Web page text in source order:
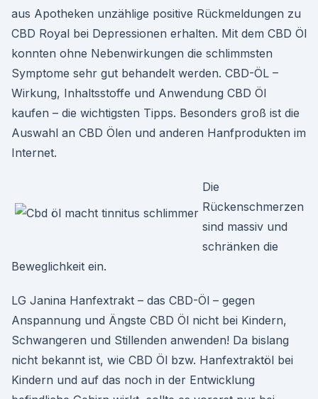
aus Apotheken unzählige positive Rückmeldungen zu
CBD Royal bei Depressionen erhalten. Mit dem CBD Öl
konnten ohne Nebenwirkungen die schlimmsten
Symptome sehr gut behandelt werden. CBD-ÖL –
Wirkung, Inhaltsstoffe und Anwendung CBD Öl
kaufen – die wichtigsten Tipps. Besonders groß ist die
Auswahl an CBD Ölen und anderen Hanfprodukten im
Internet.
Die
Rückenschmerzen
sind massiv und
schränken die
Beweglichkeit ein.
LG Janina Hanfextrakt – das CBD-Öl – gegen
Anspannung und Ängste CBD Öl nicht bei Kindern,
Schwangeren und Stillenden anwenden! Da bislang
nicht bekannt ist, wie CBD Öl bzw. Hanfextraktöl bei
Kindern und auf das noch in der Entwicklung